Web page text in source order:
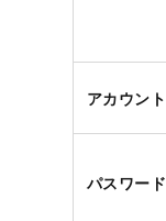
アカウント
パスワード